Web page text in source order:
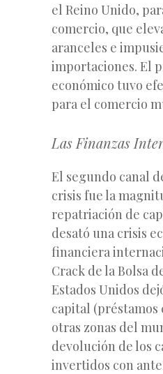
el Reino Unido,
comercio, que
aranceles e
importaciones. El
económico tuvo
para el comercio
Las Finanzas
El segundo canal
crisis fue la
repatriación de
desató una crisis
financiera
Crack de la Bolsa
Estados Unidos
capital (préstamos
otras zonas del
devolución de los
invertidos con